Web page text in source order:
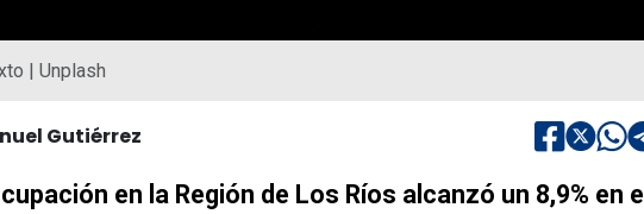
| Unplash
Gutiérrez
en la Región de Los Ríos alcanzó un 8,9% en el